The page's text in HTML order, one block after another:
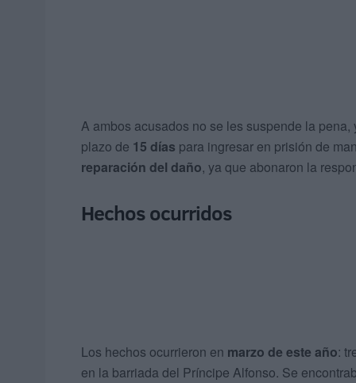
A ambos acusados no se les suspende la pena,
plazo de 15 días para ingresar en prisión de
reparación del daño, ya que abonaron la
Hechos ocurridos
Los hechos ocurrieron en marzo de este año:
en la barriada del Príncipe Alfonso. Se